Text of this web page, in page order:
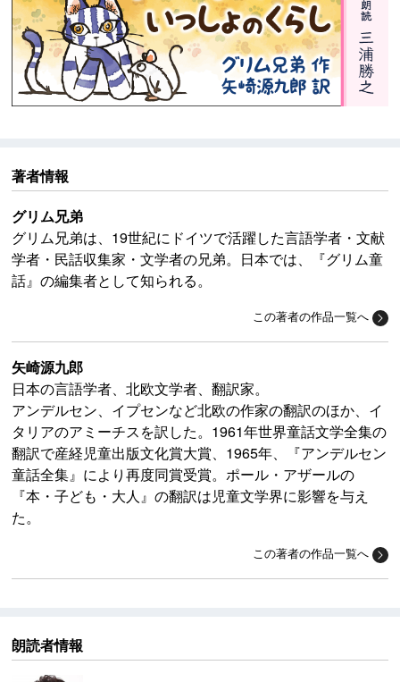
著者情報
グリム兄弟
グリム兄弟は、19世紀にドイツで活躍した言語学者・文献
学者・民話収集家・文学者の兄弟。日本では、『グリム童
話』の編集者として知られる。
この著者の作品一覧へ
矢崎源九郎
日本の言語学者、北欧文学者、翻訳家。
アンデルセン、イプセンなど北欧の作家の翻訳のほか、イ
タリアのアミーチスを訳した。1961年世界童話文学全集の
翻訳で産経児童出版文化賞大賞、1965年、『アンデルセン
童話全集』により再度同賞受賞。ポール・アザールの
『本・子ども・大人』の翻訳は児童文学界に影響を与え
た。
この著者の作品一覧へ
朗読者情報